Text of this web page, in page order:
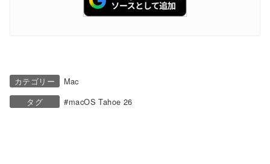
カテゴリー
Mac
タグ
macOS Tahoe 26